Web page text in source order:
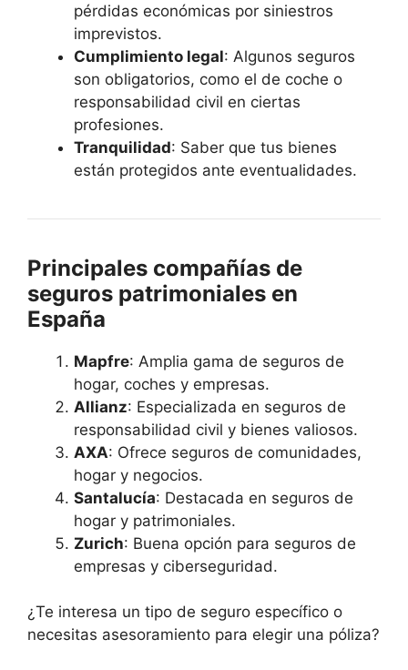
pérdidas económicas por siniestros
imprevistos.
Cumplimiento legal: Algunos seguros
son obligatorios, como el de coche o
responsabilidad civil en ciertas
profesiones.
Tranquilidad: Saber que tus bienes
están protegidos ante eventualidades.
Principales compañías de
seguros patrimoniales en
España
Mapfre: Amplia gama de seguros de
hogar, coches y empresas.
Allianz: Especializada en seguros de
responsabilidad civil y bienes valiosos.
AXA: Ofrece seguros de comunidades,
hogar y negocios.
Santalucía: Destacada en seguros de
hogar y patrimoniales.
Zurich: Buena opción para seguros de
empresas y ciberseguridad.
¿Te interesa un tipo de seguro específico o
necesitas asesoramiento para elegir una póliza?